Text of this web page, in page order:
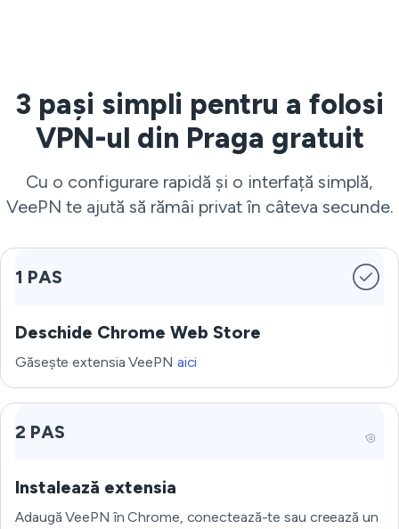
3 pași simpli pentru a folosi
VPN-ul din Praga gratuit
Cu o configurare rapidă și o interfață simplă,
VeePN te ajută să rămâi privat în câteva secunde.
1 PAS
Deschide Chrome Web Store
Găsește extensia VeePN aici
2 PAS
Instalează extensia
Adaugă VeePN în Chrome, conectează-te sau creează un